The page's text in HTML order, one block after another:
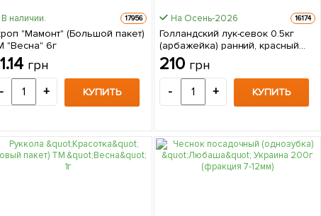
В наличии. 17956
"Мамонт" (Большой пакет)
"Весна" 6г
грн
- + КУПИТЬ
На Осень-2026 16174
Голландский лук-севок 0.5кг
(арбажейка) ранний, красный
"Red Baron"
210 грн
- + КУПИТЬ